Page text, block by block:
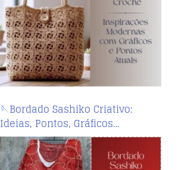
🪡Bordado Sashiko Criativo:
Ideias, Pontos, Gráficos…